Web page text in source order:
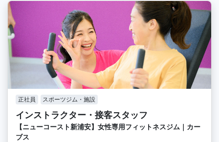
正社員 スポーツジム・施設
インストラクター・接客スタッフ
【ニューコースト新浦安】女性専用フィットネスジム｜カー
ブス